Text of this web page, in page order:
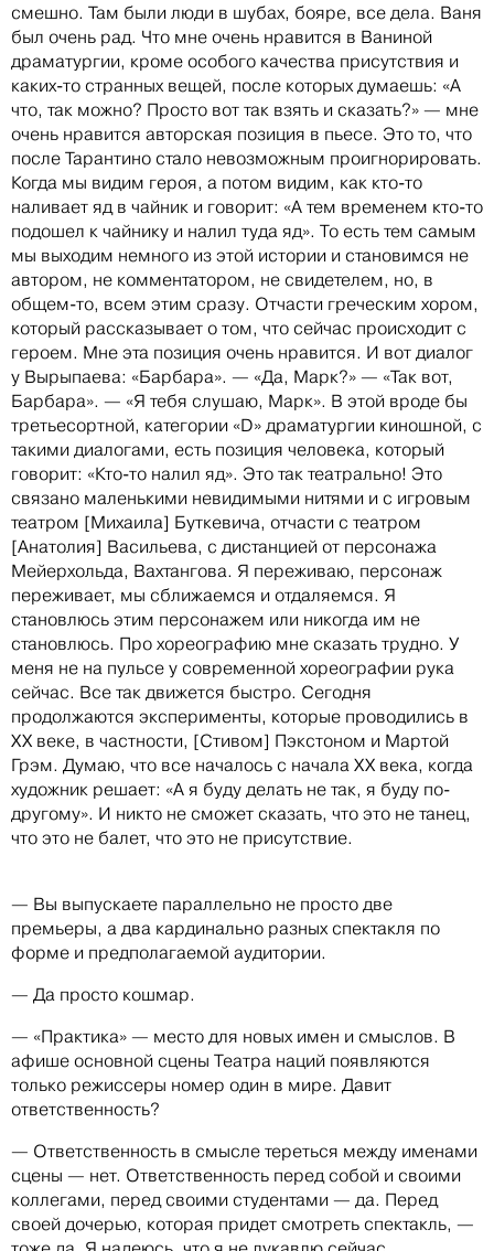
смешно. Там были люди в шубах, бояре, все дела. Ваня
был очень рад. Что мне очень нравится в Ваниной
драматургии, кроме особого качества присутствия и
каких-то странных вещей, после которых думаешь: «А
что, так можно? Просто вот так взять и сказать?» — мне
очень нравится авторская позиция в пьесе. Это то, что
после Тарантино стало невозможным проигнорировать.
Когда мы видим героя, а потом видим, как кто-то
наливает яд в чайник и говорит: «А тем временем кто-то
подошел к чайнику и налил туда яд». То есть тем самым
мы выходим немного из этой истории и становимся не
автором, не комментатором, не свидетелем, но, в
общем-то, всем этим сразу. Отчасти греческим хором,
который рассказывает о том, что сейчас происходит с
героем. Мне эта позиция очень нравится. И вот диалог
у Вырыпаева: «Барбара». — «Да, Марк?» — «Так вот,
Барбара». — «Я тебя слушаю, Марк». В этой вроде бы
третьесортной, категории «D» драматургии киношной, с
такими диалогами, есть позиция человека, который
говорит: «Кто-то налил яд». Это так театрально! Это
связано маленькими невидимыми нитями и с игровым
театром [Михаила] Буткевича, отчасти с театром
[Анатолия] Васильева, с дистанцией от персонажа
Мейерхольда, Вахтангова. Я переживаю, персонаж
переживает, мы сближаемся и отдаляемся. Я
становлюсь этим персонажем или никогда им не
становлюсь. Про хореографию мне сказать трудно. У
меня не на пульсе у современной хореографии рука
сейчас. Все так движется быстро. Сегодня
продолжаются эксперименты, которые проводились в
ХХ веке, в частности, [Стивом] Пэкстоном и Мартой
Грэм. Думаю, что все началось с начала ХХ века, когда
художник решает: «А я буду делать не так, я буду по-
другому». И никто не сможет сказать, что это не танец,
что это не балет, что это не присутствие.
— Вы выпускаете параллельно не просто две
премьеры, а два кардинально разных спектакля по
форме и предполагаемой аудитории.
— Да просто кошмар.
— «Практика» — место для новых имен и смыслов. В
афише основной сцены Театра наций появляются
только режиссеры номер один в мире. Давит
ответственность?
— Ответственность в смысле тереться между именами
сцены — нет. Ответственность перед собой и своими
коллегами, перед своими студентами — да. Перед
своей дочерью, которая придет смотреть спектакль, —